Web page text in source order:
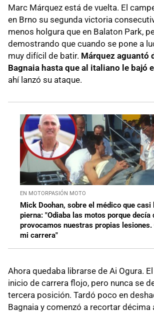
Marc Márquez está de vuelta. El
en Brno su segunda victoria
menos holgura que en Balaton Park,
demostrando que cuando se pone a
muy difícil de batir. Márquez aguantó
Bagnaia hasta que al italiano le bajó
ahí lanzó su ataque.
EN MOTORPASIÓN MOTO
Mick Doohan, sobre el médico que casi
pierna: "Odiaba las motos porque decía
provocamos nuestras propias
mi carrera"
Ahora quedaba librarse de Ai Ogura.
inicio de carrera flojo, pero nunca se
tercera posición. Tardó poco en
Bagnaia y comenzó a recortar décima